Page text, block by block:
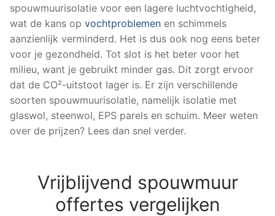
spouwmuurisolatie voor een lagere luchtvochtigheid,
wat de kans op vochtproblemen en schimmels
aanzienlijk verminderd. Het is dus ook nog eens beter
voor je gezondheid. Tot slot is het beter voor het
milieu, want je gebruikt minder gas. Dit zorgt ervoor
dat de CO²-uitstoot lager is. Er zijn verschillende
soorten spouwmuurisolatie, namelijk isolatie met
glaswol, steenwol, EPS parels en schuim. Meer weten
over de prijzen? Lees dan snel verder.
Vrijblijvend spouwmuur
offertes vergelijken